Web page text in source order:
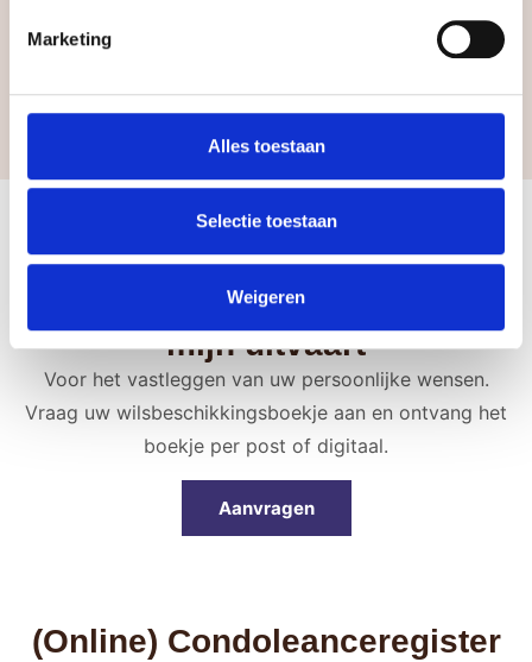
Marketing
Alles toestaan
Selectie toestaan
Weigeren
particulieren.
Wilsbeschikking boekje voor
mijn uitvaart
Voor het vastleggen van uw persoonlijke wensen.
Vraag uw wilsbeschikkingsboekje aan en ontvang het
boekje per post of digitaal.
Aanvragen
(Online) Condoleanceregister